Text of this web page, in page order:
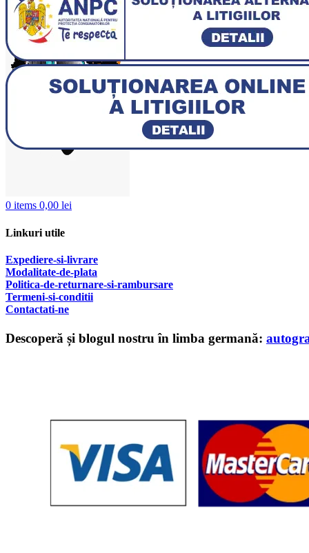
0 items 0,00 lei
Linkuri utile
Expediere-si-livrare
Modalitate-de-plata
Politica-de-returnare-si-rambursare
Termeni-si-conditii
Contactati-ne
Descoperă și blogul nostru în limba germană: